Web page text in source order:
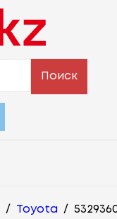
Поиск
/ Toyota /